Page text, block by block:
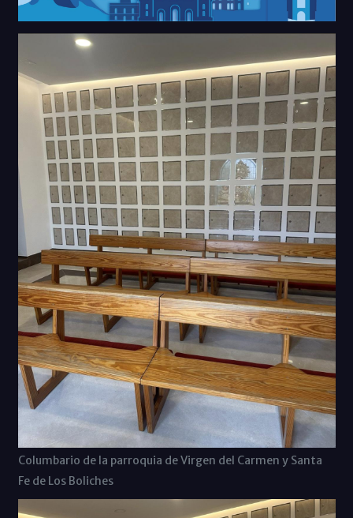
Columbario de la parroquia de Virgen del Carmen y Santa
Fe de Los Boliches